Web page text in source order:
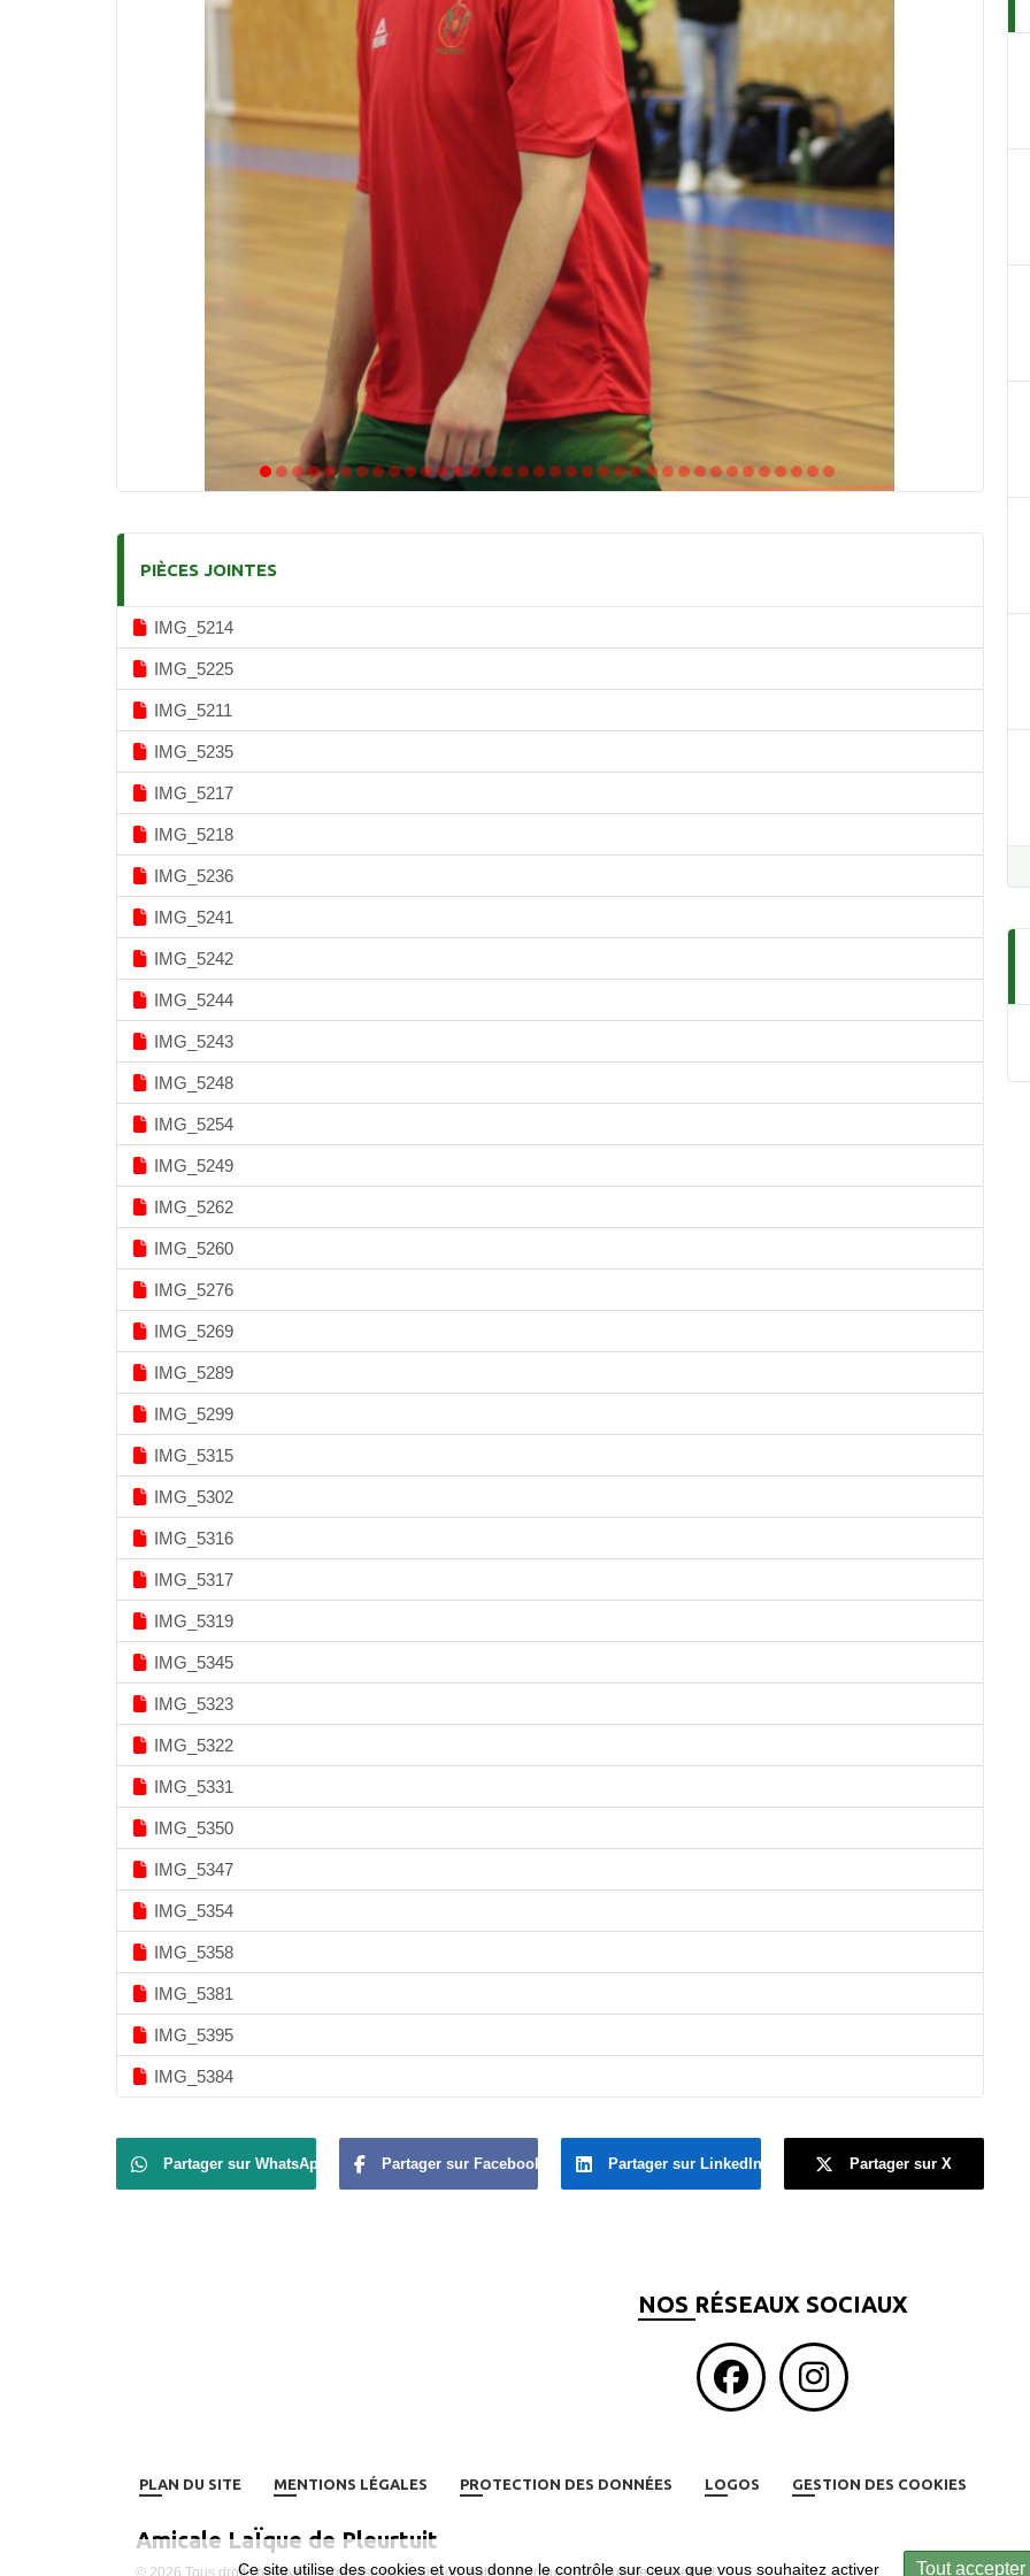
PIÈCES JOINTES
IMG_5214
IMG_5225
IMG_5211
IMG_5235
IMG_5217
IMG_5218
IMG_5236
IMG_5241
IMG_5242
IMG_5244
IMG_5243
IMG_5248
IMG_5254
IMG_5249
IMG_5262
IMG_5260
IMG_5276
IMG_5269
IMG_5289
IMG_5299
IMG_5315
IMG_5302
IMG_5316
IMG_5317
IMG_5319
IMG_5345
IMG_5323
IMG_5322
IMG_5331
IMG_5350
IMG_5347
IMG_5354
IMG_5358
IMG_5381
IMG_5395
IMG_5384
Partager sur WhatsApp Partager sur Facebook Partager sur LinkedIn Partager sur X
NOS RÉSEAUX SOCIAUX
PLAN DU SITE MENTIONS LÉGALES PROTECTION DES DONNÉES LOGOS GESTION DES COOKIES
Amicale LaÏque de Pleurtuit
© 2026 Tous droits réservés - Propulsé parKalisport, outil numérique pour club de basketball
Ce site utilise des cookies et vous donne le contrôle sur ceux que vous souhaitez activer Tout accepter